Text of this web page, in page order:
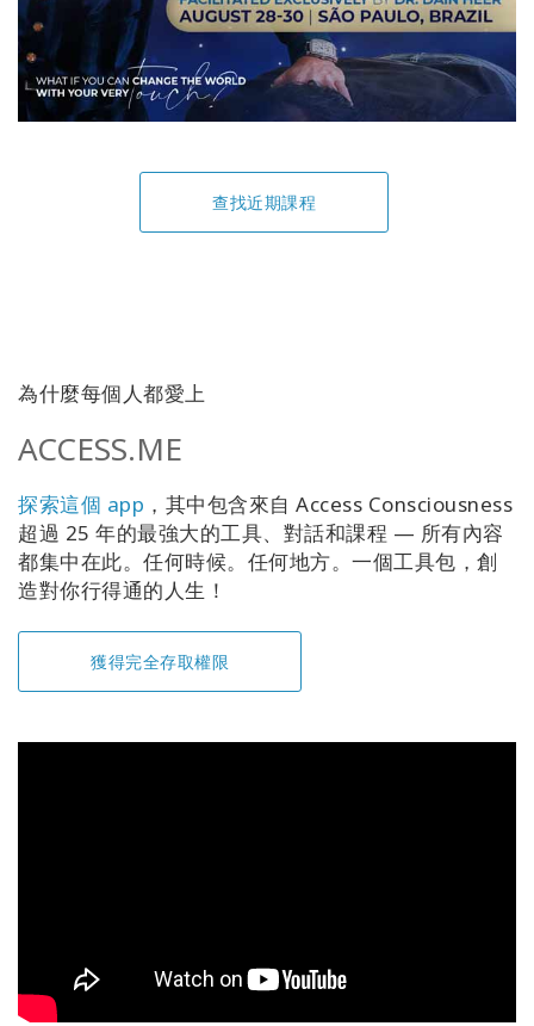
查找近期課程
為什麼每個人都愛上
ACCESS.ME
探索這個 app ，其中包含來自 Access Consciousness
超過 25 年的最強大的工具、對話和課程 — 所有內容
都集中在此。任何時候。任何地方。一個工具包，創
造對你行得通的人生！
獲得完全存取權限